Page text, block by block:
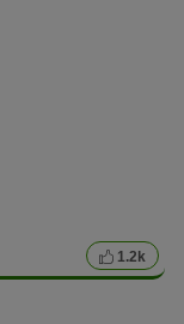
1.2k